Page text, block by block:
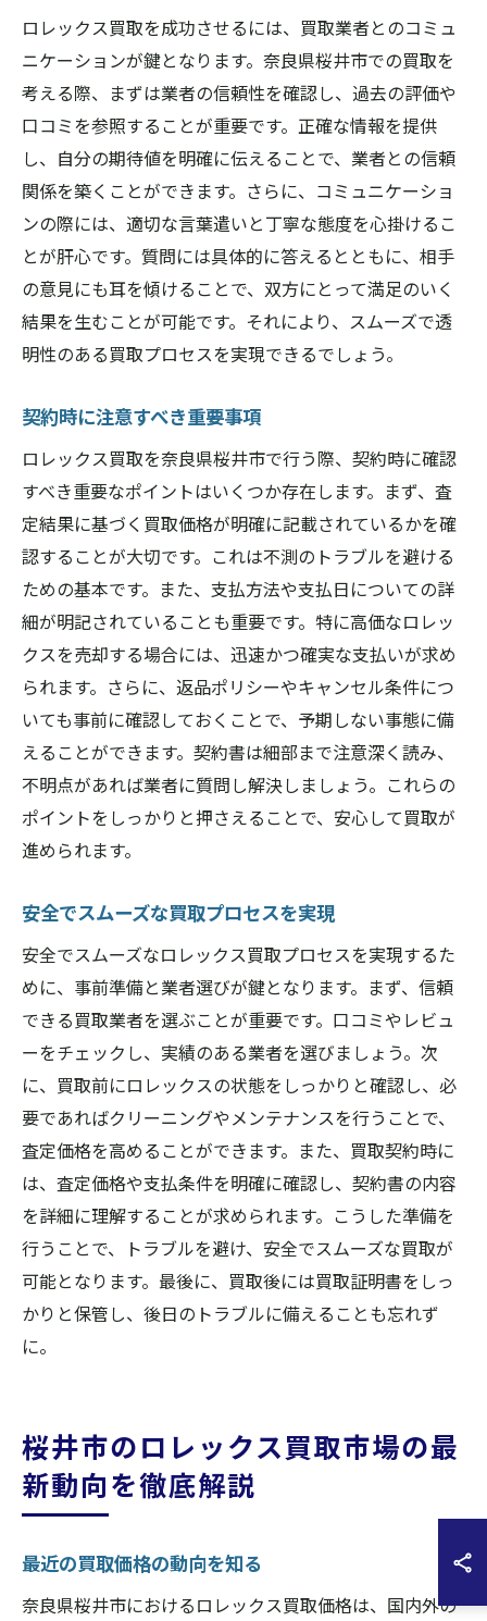
ロレックス買取を成功させるには、買取業者とのコミュ
ニケーションが鍵となります。奈良県桜井市での買取を
考える際、まずは業者の信頼性を確認し、過去の評価や
口コミを参照することが重要です。正確な情報を提供
し、自分の期待値を明確に伝えることで、業者との信頼
関係を築くことができます。さらに、コミュニケーショ
ンの際には、適切な言葉遣いと丁寧な態度を心掛けるこ
とが肝心です。質問には具体的に答えるとともに、相手
の意見にも耳を傾けることで、双方にとって満足のいく
結果を生むことが可能です。それにより、スムーズで透
明性のある買取プロセスを実現できるでしょう。
契約時に注意すべき重要事項
ロレックス買取を奈良県桜井市で行う際、契約時に確認
すべき重要なポイントはいくつか存在します。まず、査
定結果に基づく買取価格が明確に記載されているかを確
認することが大切です。これは不測のトラブルを避ける
ための基本です。また、支払方法や支払日についての詳
細が明記されていることも重要です。特に高価なロレッ
クスを売却する場合には、迅速かつ確実な支払いが求め
られます。さらに、返品ポリシーやキャンセル条件につ
いても事前に確認しておくことで、予期しない事態に備
えることができます。契約書は細部まで注意深く読み、
不明点があれば業者に質問し解決しましょう。これらの
ポイントをしっかりと押さえることで、安心して買取が
進められます。
安全でスムーズな買取プロセスを実現
安全でスムーズなロレックス買取プロセスを実現するた
めに、事前準備と業者選びが鍵となります。まず、信頼
できる買取業者を選ぶことが重要です。口コミやレビュ
ーをチェックし、実績のある業者を選びましょう。次
に、買取前にロレックスの状態をしっかりと確認し、必
要であればクリーニングやメンテナンスを行うことで、
査定価格を高めることができます。また、買取契約時に
は、査定価格や支払条件を明確に確認し、契約書の内容
を詳細に理解することが求められます。こうした準備を
行うことで、トラブルを避け、安全でスムーズな買取が
可能となります。最後に、買取後には買取証明書をしっ
かりと保管し、後日のトラブルに備えることも忘れず
に。
桜井市のロレックス買取市場の最
新動向を徹底解説
最近の買取価格の動向を知る
奈良県桜井市におけるロレックス買取価格は、国内外の